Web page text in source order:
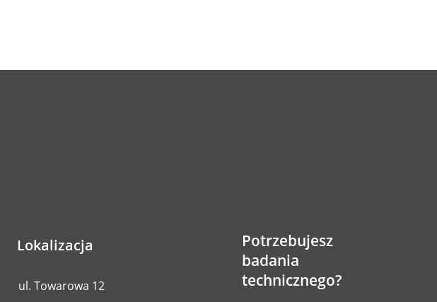
Lokalizacja
ul. Towarowa 12
Potrzebujesz
badania
technicznego?